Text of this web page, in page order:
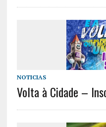
NOTICIAS
Volta à Cidade –